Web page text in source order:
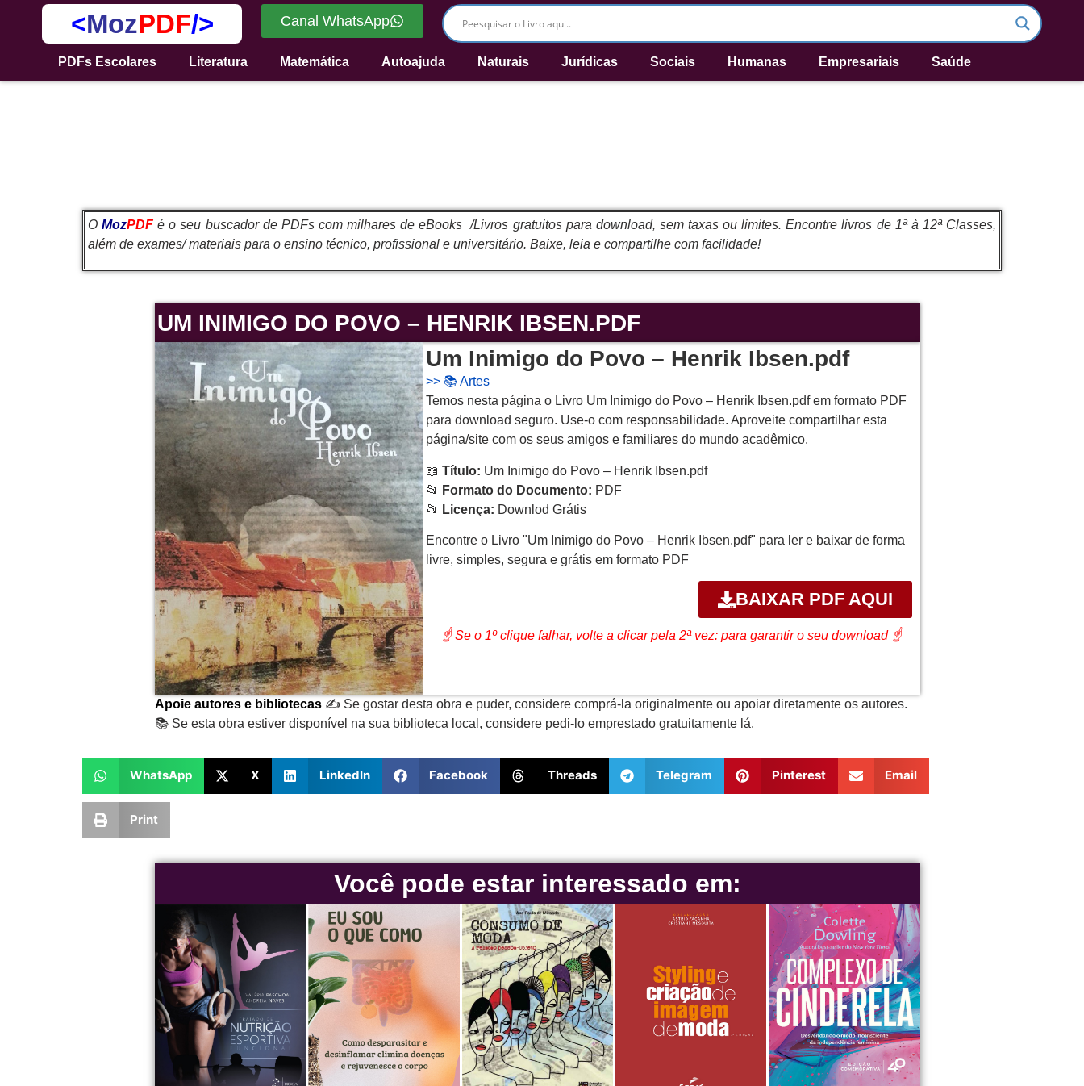
<MozPDF/> Canal WhatsApp
PDFs Escolares Literatura Matemática Autoajuda Naturais Jurídicas Sociais Humanas Empresariais Saúde
OMozPDF é o seu buscador de PDFs com milhares de eBooks /Livros gratuitos para download, sem taxas ou limites. Encontre livros de 1ª à 12ª Classes,
além de exames/ materiais para o ensino técnico, profissional e universitário. Baixe, leia e compartilhe com facilidade!
UM INIMIGO DO POVO – HENRIK IBSEN.PDF
Um Inimigo do Povo – Henrik Ibsen.pdf
>> 📚 Artes
Temos nesta página o Livro Um Inimigo do Povo – Henrik Ibsen.pdf em formato PDF
para download seguro. Use-o com responsabilidade. Aproveite compartilhar esta
página/site com os seus amigos e familiares do mundo acadêmico.
📖 Título: Um Inimigo do Povo – Henrik Ibsen.pdf
📂
Formato do Documento: PDF
📂
Licença: Downlod Grátis
Encontre o Livro "Um Inimigo do Povo – Henrik Ibsen.pdf" para ler e baixar de forma
livre, simples, segura e grátis em formato PDF
BAIXAR PDF AQUI
☝ Se o 1º clique falhar, volte a clicar pela 2ª vez: para garantir o seu download ☝
Apoie autores e bibliotecas✍️ Se gostar desta obra e puder, considere comprá-la originalmente ou apoiar diretamente os autores.
📚 Se esta obra estiver disponível na sua biblioteca local, considere pedi-lo emprestado gratuitamente lá.
WhatsApp X LinkedIn Facebook Threads Telegram Pinterest Email
Print
Você pode estar interessado em: